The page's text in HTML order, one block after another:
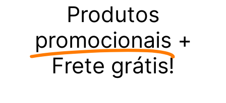
Produtos
promocionais +
Frete grátis!